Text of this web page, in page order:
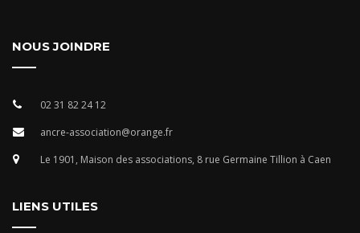
NOUS JOINDRE
02 31 82 24 12
ancre-association@orange.fr
Le 1901, Maison des associations, 8 rue Germaine Tillion à Caen
LIENS UTILES